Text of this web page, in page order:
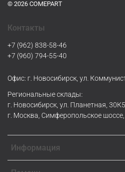
© 2026 COMEPART
Информация
Контакты
+7 (962) 838-58-46
+7 (960) 794-55-40
Офис: г. Новосибирск, ул.
Региональные склады:
г. Новосибирск, ул. Планетная, 30К5
г. Москва, Симферопольское